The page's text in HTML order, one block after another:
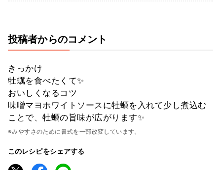
投稿者からのコメント
きっかけ
牡蠣を食べたくて✨
おいしくなるコツ
味噌マヨホワイトソースに牡蠣を入れて少し煮込む
ことで、牡蠣の旨味が広がります✨
※みやすさのために書式を一部改変しています。
このレシピをシェアする